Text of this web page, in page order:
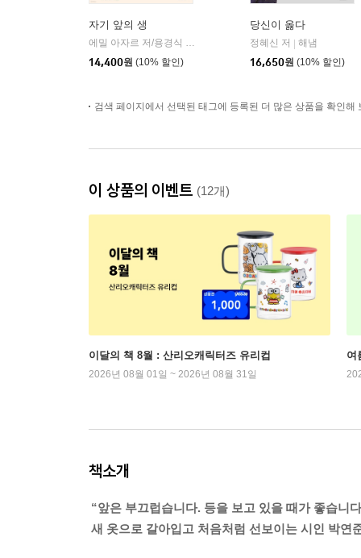
자기 앞의 생
에밀 아자르 저/용경식 역
14,400원 (10% 할인)
당신이 옳다
정혜신 저
해냄
16,650원 (10% 할인)
검색 페이지에서 선택된 태그에 등록된 더 많은 상품을 확인해
이 상품의 이벤트 (12개)
이달의 책 8월 : 산리오캐릭터즈 유리컵
2026년 08월 01일 ~ 2026년 08월 31일
여
책소개
“앞은 부끄럽습니다. 등을 보고 있을 때가 좋습니
새 옷으로 갈아입고 처음처럼 선보이는 시인 박연